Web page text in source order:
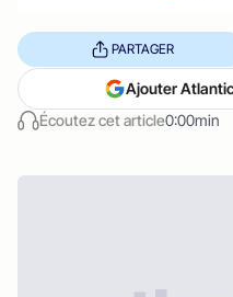
Écoutez cet article0:00min
PARTAGER
Ajouter